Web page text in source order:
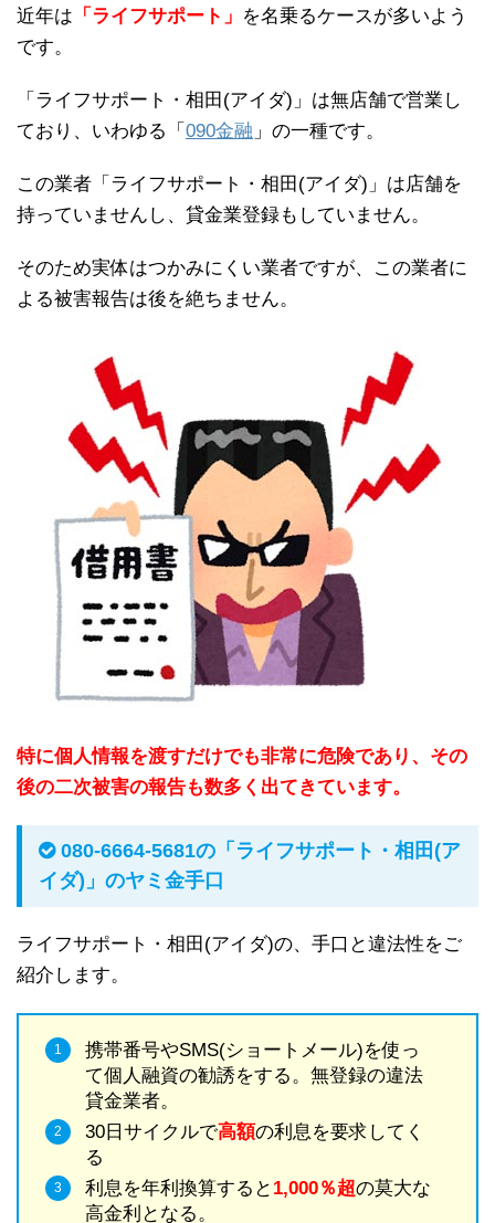
近年は 「ライフサポート」 を名乗るケースが多いよう
です。
「ライフサポート・相田(アイダ)」は無店舗で営業し
ており、いわゆる「 090金融 」の一種です。
この業者「ライフサポート・相田(アイダ)」は店舗を
持っていませんし、貸金業登録もしていません。
そのため実体はつかみにくい業者ですが、この業者に
よる被害報告は後を絶ちません。
特に個人情報を渡すだけでも非常に危険であり、その
後の二次被害の報告も数多く出てきています。
080-6664-5681の「ライフサポート・相田(ア
イダ)」のヤミ金手口
ライフサポート・相田(アイダ)の、手口と違法性をご
紹介します。
携帯番号やSMS(ショートメール)を使っ
て個人融資の勧誘をする。無登録の違法
貸金業者。
30日サイクルで高額の利息を要求してく
る
利息を年利換算すると 1,000％超の莫大な
高金利となる。